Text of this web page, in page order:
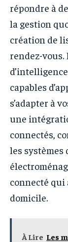
répondre à
la gestion
création de
rendez-
capables
s’adapter à
une
connectés,
les systèmes
connecté qui
domicile.
À Lire Les